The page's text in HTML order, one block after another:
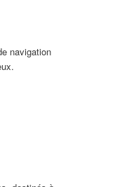
navigation